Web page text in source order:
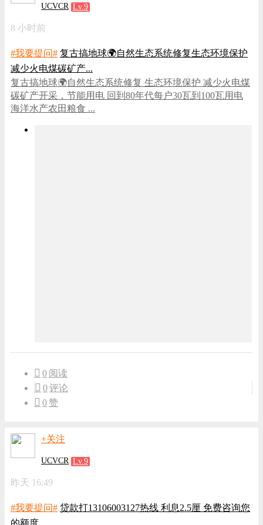
UCVCR Lv.9
8 小时前
#我要提问# 复古搞地球🌍自然生态系统修复生态环境保护
减少火电煤碳矿产...
复古搞地球🌍自然生态系统修复 生态环境保护 减少火电煤
碳矿产开采，节能用电 回到80年代每户30瓦到100瓦用电
海洋水产农田粮食 ...
0 阅读
0评论
0赞
+关注
UCVCR Lv.9
昨天 16:49
#我要提问# 贷款打13106003127热线 利息2.5厘 免费咨询您
的额度